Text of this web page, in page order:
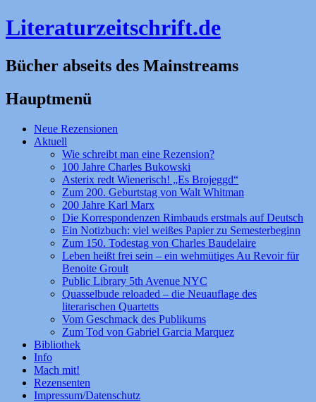
Literaturzeitschrift.de
Bücher abseits des Mainstreams
Hauptmenü
Zum
Inhalt
Neue Rezensionen
Aktuell
Wie schreibt man eine Rezension?
100 Jahre Charles Bukowski
Asterix redt Wienerisch! „Es Brojeggd“
Zum 200. Geburtstag von Walt Whitman
200 Jahre Karl Marx
Die Korrespondenzen Rimbauds erstmals auf Deutsch
Ein Notizbuch: viel weißes Papier zu Semesterbeginn
Zum 150. Todestag von Charles Baudelaire
Leben heißt frei sein – ein wehmütiges Au Revoir für
Benoite Groult
Public Library 5th Avenue NYC
Quasselbude reloaded – die Neuauflage des
literarischen Quartetts
Vom Geschmack des Publikums
Zum Tod von Gabriel Garcia Marquez
Bibliothek
Info
Mach mit!
Rezensenten
Impressum/Datenschutz